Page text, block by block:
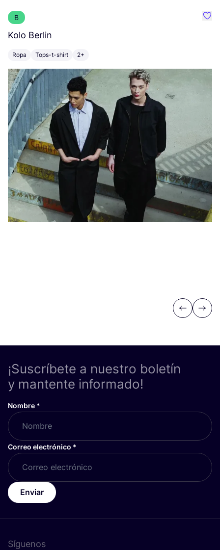
B
Kolo Berlin
Ropa Tops-t-shirt 2+
Previous
Next
¡Suscríbete a nuestro boletín
y mantente informado!
Nombre *
Correo electrónico *
Enviar
Síguenos